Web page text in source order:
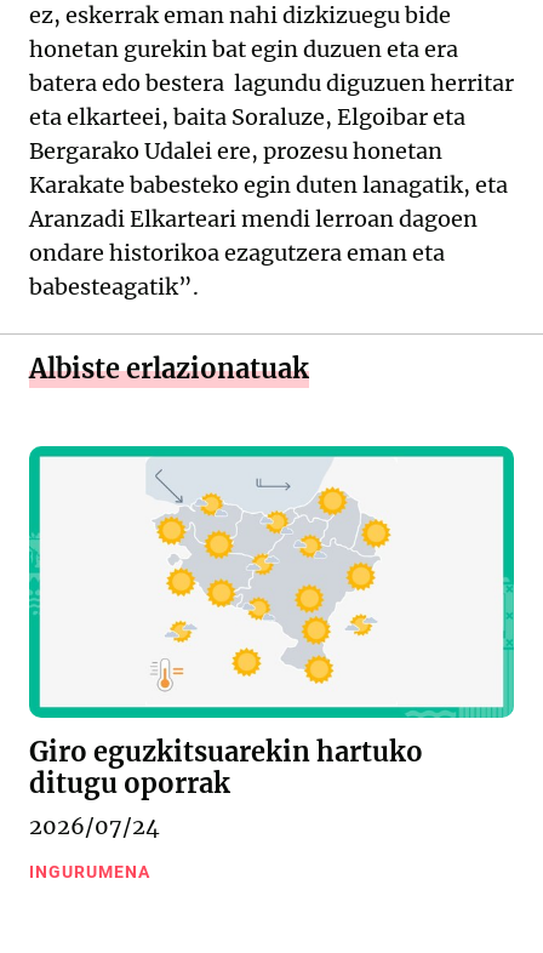
ez, eskerrak eman nahi dizkizuegu bide
honetan gurekin bat egin duzuen eta era
batera edo bestera lagundu diguzuen herritar
eta elkarteei, baita Soraluze, Elgoibar eta
Bergarako Udalei ere, prozesu honetan
Karakate babesteko egin duten lanagatik, eta
Aranzadi Elkarteari mendi lerroan dagoen
ondare historikoa ezagutzera eman eta
babesteagatik”.
Albiste erlazionatuak
Giro eguzkitsuarekin hartuko
ditugu oporrak
2026/07/24
INGURUMENA